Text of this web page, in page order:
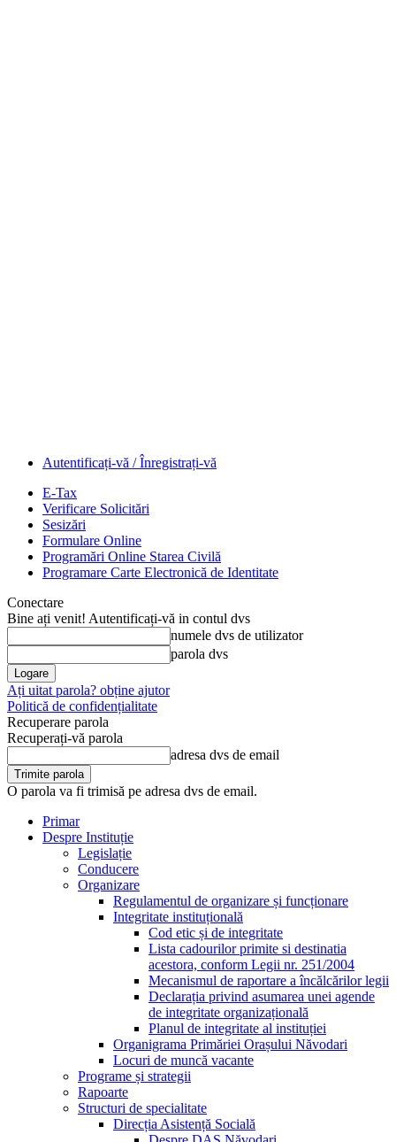
Autentificați-vă / Înregistrați-vă
E-Tax
Verificare Solicitări
Sesizări
Formulare Online
Programări Online Starea Civilă
Programare Carte Electronică de Identitate
Conectare
Bine ați venit! Autentificați-vă in contul dvs
numele dvs de utilizator
parola dvs
Ați uitat parola? obține ajutor
Politică de confidențialitate
Recuperare parola
Recuperați-vă parola
adresa dvs de email
O parola va fi trimisă pe adresa dvs de email.
Primar
Despre Instituție
Legislație
Conducere
Organizare
Regulamentul de organizare și funcționare
Integritate instituțională
Cod etic și de integritate
Lista cadourilor primite si destinatia
acestora, conform Legii nr. 251/2004
Mecanismul de raportare a încălcărilor legii
Declarația privind asumarea unei agende
de integritate organizațională
Planul de integritate al instituției
Organigrama Primăriei Orașului Năvodari
Locuri de muncă vacante
Programe și strategii
Rapoarte
Structuri de specialitate
Direcția Asistență Socială